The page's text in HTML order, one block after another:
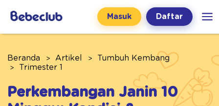
Masuk Daftar
Beranda Artikel
Tumbuh Kembang
Trimester 1
Perkembangan Janin 10